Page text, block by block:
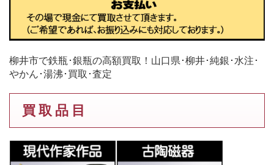
柳井市で鉄瓶･銀瓶の高額買取！山口県･柳井･純銀･水注･
やかん･湯沸･買取･査定
買 取 品 目